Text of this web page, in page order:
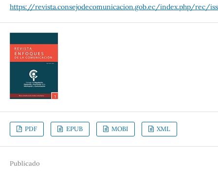
https://revista.consejodecomunicacion.gob.ec/index.php/rec/
PDF EPUB MOBI XML
Publicado